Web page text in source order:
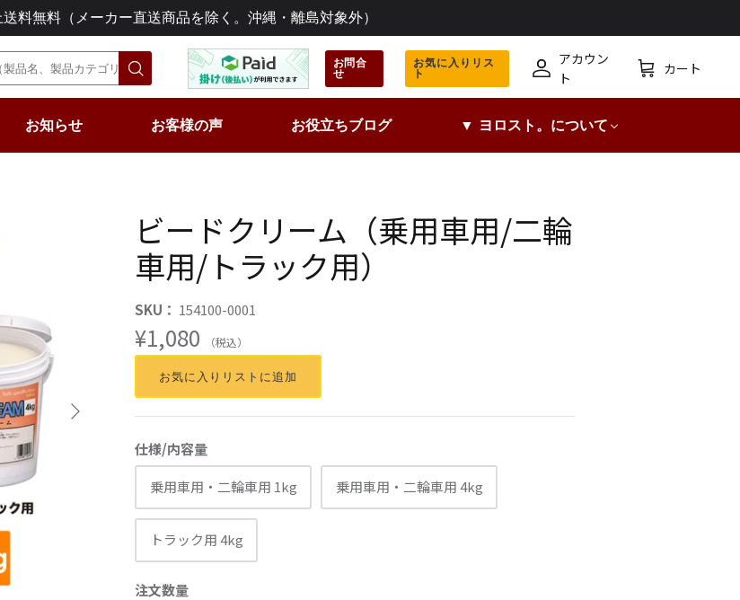
料無料（メーカー直送商品を除く。沖縄・離島対象外）
お問合
せ
お気に入りリス
ト
ン
アカウン
ト
カ
カート
お知らせ お客様の声 お役立ちブログ ▼ ヨロスト。について
ビードクリーム（乗用車用/二輪
車用/トラック用）
SKU： 154100-0001
¥1,080 （税込）
お気に入りリストに追加
仕様/内容量
乗用車用・二輪車用 1kg 乗用車用・二輪車用 4kg
トラック用 4kg
注文数量